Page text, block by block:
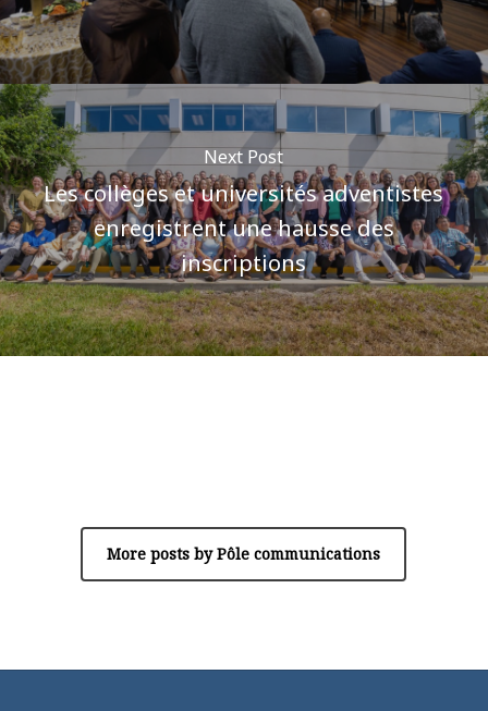
Next Post
Les collèges et universités adventistes
enregistrent une hausse des
inscriptions
More posts by Pôle communications